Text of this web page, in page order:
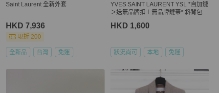
Saint Laurent 全新外套
HKD 7,936
現折 200
全新品 台灣 免運
YVES SAINT LAURENT YSL *自加鏈
＞送無品牌扣＋無品牌鏈帶* 斜背包
HKD 1,600
狀況尚可 本地 免運